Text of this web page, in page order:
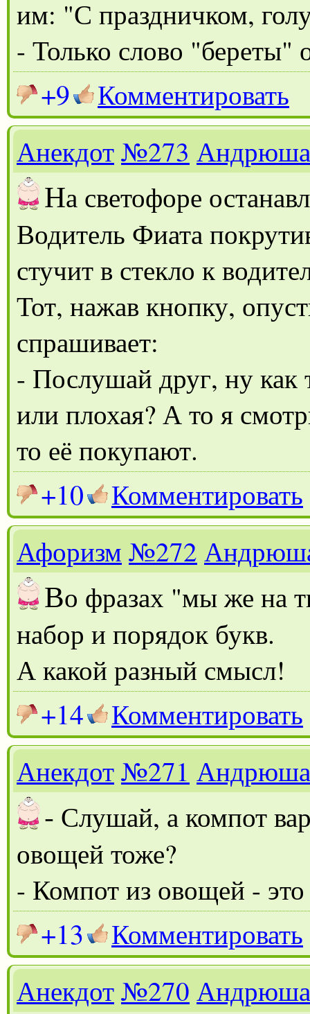
им: "С праздничком,
- Только слово "береты"
+9
Комментировать
Анекдот№273 Андрюша
На светофоре
Водитель Фиата
стучит в стекло к
Тот, нажав кнопку,
спрашивает:
- Послушай друг, ну как
или плохая? А то я
то её покупают.
+10
Комментировать
Афоризм №272
Во фразах "мы же на
набор и порядок букв.
А какой разный смысл!
+14
Комментировать
Анекдот№271 Андрюша
- Слушай, а компот
овощей тоже?
- Компот из овощей -
+13
Комментировать
Анекдот№270 Андрюша